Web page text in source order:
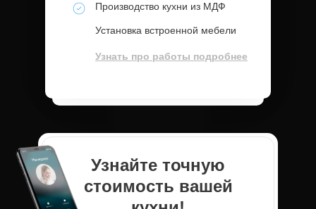
Производство кухни из МДФ
Установка встроенной мебели
Узнать про работы подробнее
Узнайте точную
стоимость вашей